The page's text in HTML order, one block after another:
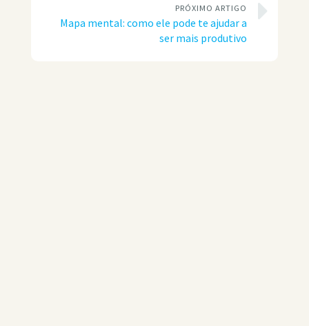
PRÓXIMO ARTIGO
Mapa mental: como ele pode te ajudar a
ser mais produtivo